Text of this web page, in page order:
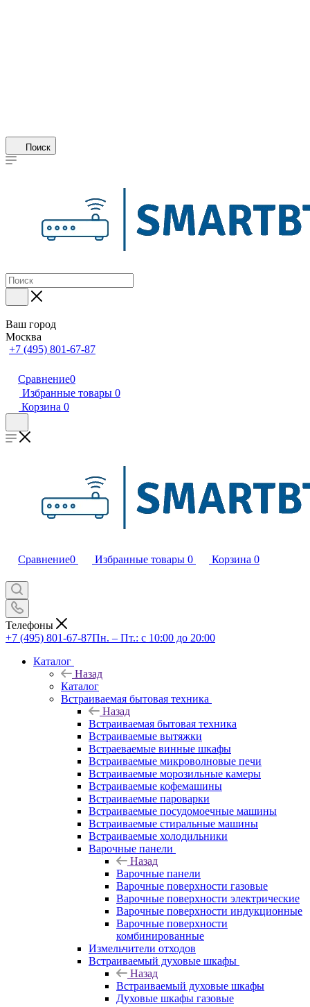
Поиск
Ваш город
Москва
+7 (495) 801-67-87
Сравнение0
Избранные товары 0
Корзина 0
Сравнение0 Избранные товары 0 Корзина 0
Телефоны
+7 (495) 801-67-87Пн. – Пт.: с 10:00 до 20:00
Каталог
Назад
Каталог
Встраиваемая бытовая техника
Назад
Встраиваемая бытовая техника
Встраиваемые вытяжки
Встраеваемые винные шкафы
Встраиваемые микроволновые печи
Встраиваемые морозильные камеры
Встраиваемые кофемашины
Встраиваемые пароварки
Встраиваемые посудомоечные машины
Встраиваемые стиральные машины
Встраиваемые холодильники
Варочные панели
Назад
Варочные панели
Варочные поверхности газовые
Варочные поверхности электрические
Варочные поверхности индукционные
Варочные поверхности
комбинированные
Измельчители отходов
Встраиваемый духовые шкафы
Назад
Встраиваемый духовые шкафы
Духовые шкафы газовые